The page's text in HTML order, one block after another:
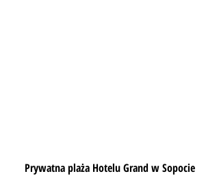
Prywatna plaża Hotelu Grand w Sopocie